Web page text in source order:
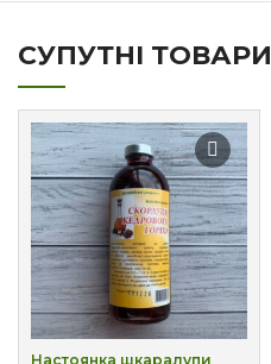
СУПУТНІ ТОВАРИ
Настоянка шкаралупи